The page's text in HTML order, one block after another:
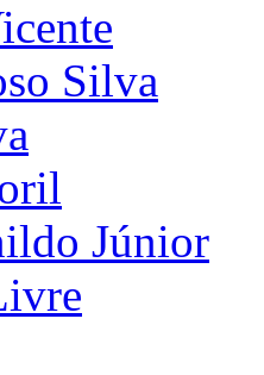
Silva
Júnior